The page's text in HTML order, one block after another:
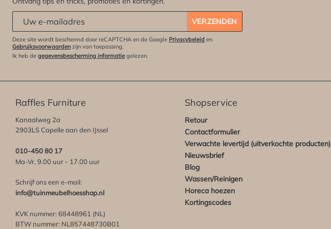
VERZENDEN
Deze site wordt beschermd door reCAPTCHA en de Google Privacybeleid en
Gebruiksvoorwaarden zijn van toepassing.
Ik heb de gegevensbescherming informatie gelezen.
Raffles Furniture
Kanaalweg 2a
2903LS Capelle aan den IJssel
010-450 80 17
Ma-Vr, 9.00 uur - 17.00 uur
Schrijf ons een e-mail:
info@tuinmeubelhoesshop.nl
KVK nummer: 68448961 (NL)
BTW nummer: NL857448730B01
Shopservice
Retour
Contactformulier
Verwachte levertijd (uitverkochte producten)
Nieuwsbrief
Blog
Wassen/Reinigen
Horeca hoezen
Kortingscodes